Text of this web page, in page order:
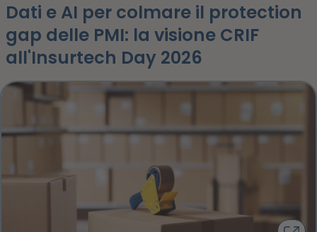
Dati e AI per colmare il protection
gap delle PMI: la visione CRIF
all'Insurtech Day 2026